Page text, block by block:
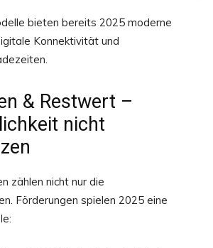
bieten bereits 2025 moderne
Konnektivität und
& Restwert –
nicht
zählen nicht nur die
Förderungen spielen 2025 eine